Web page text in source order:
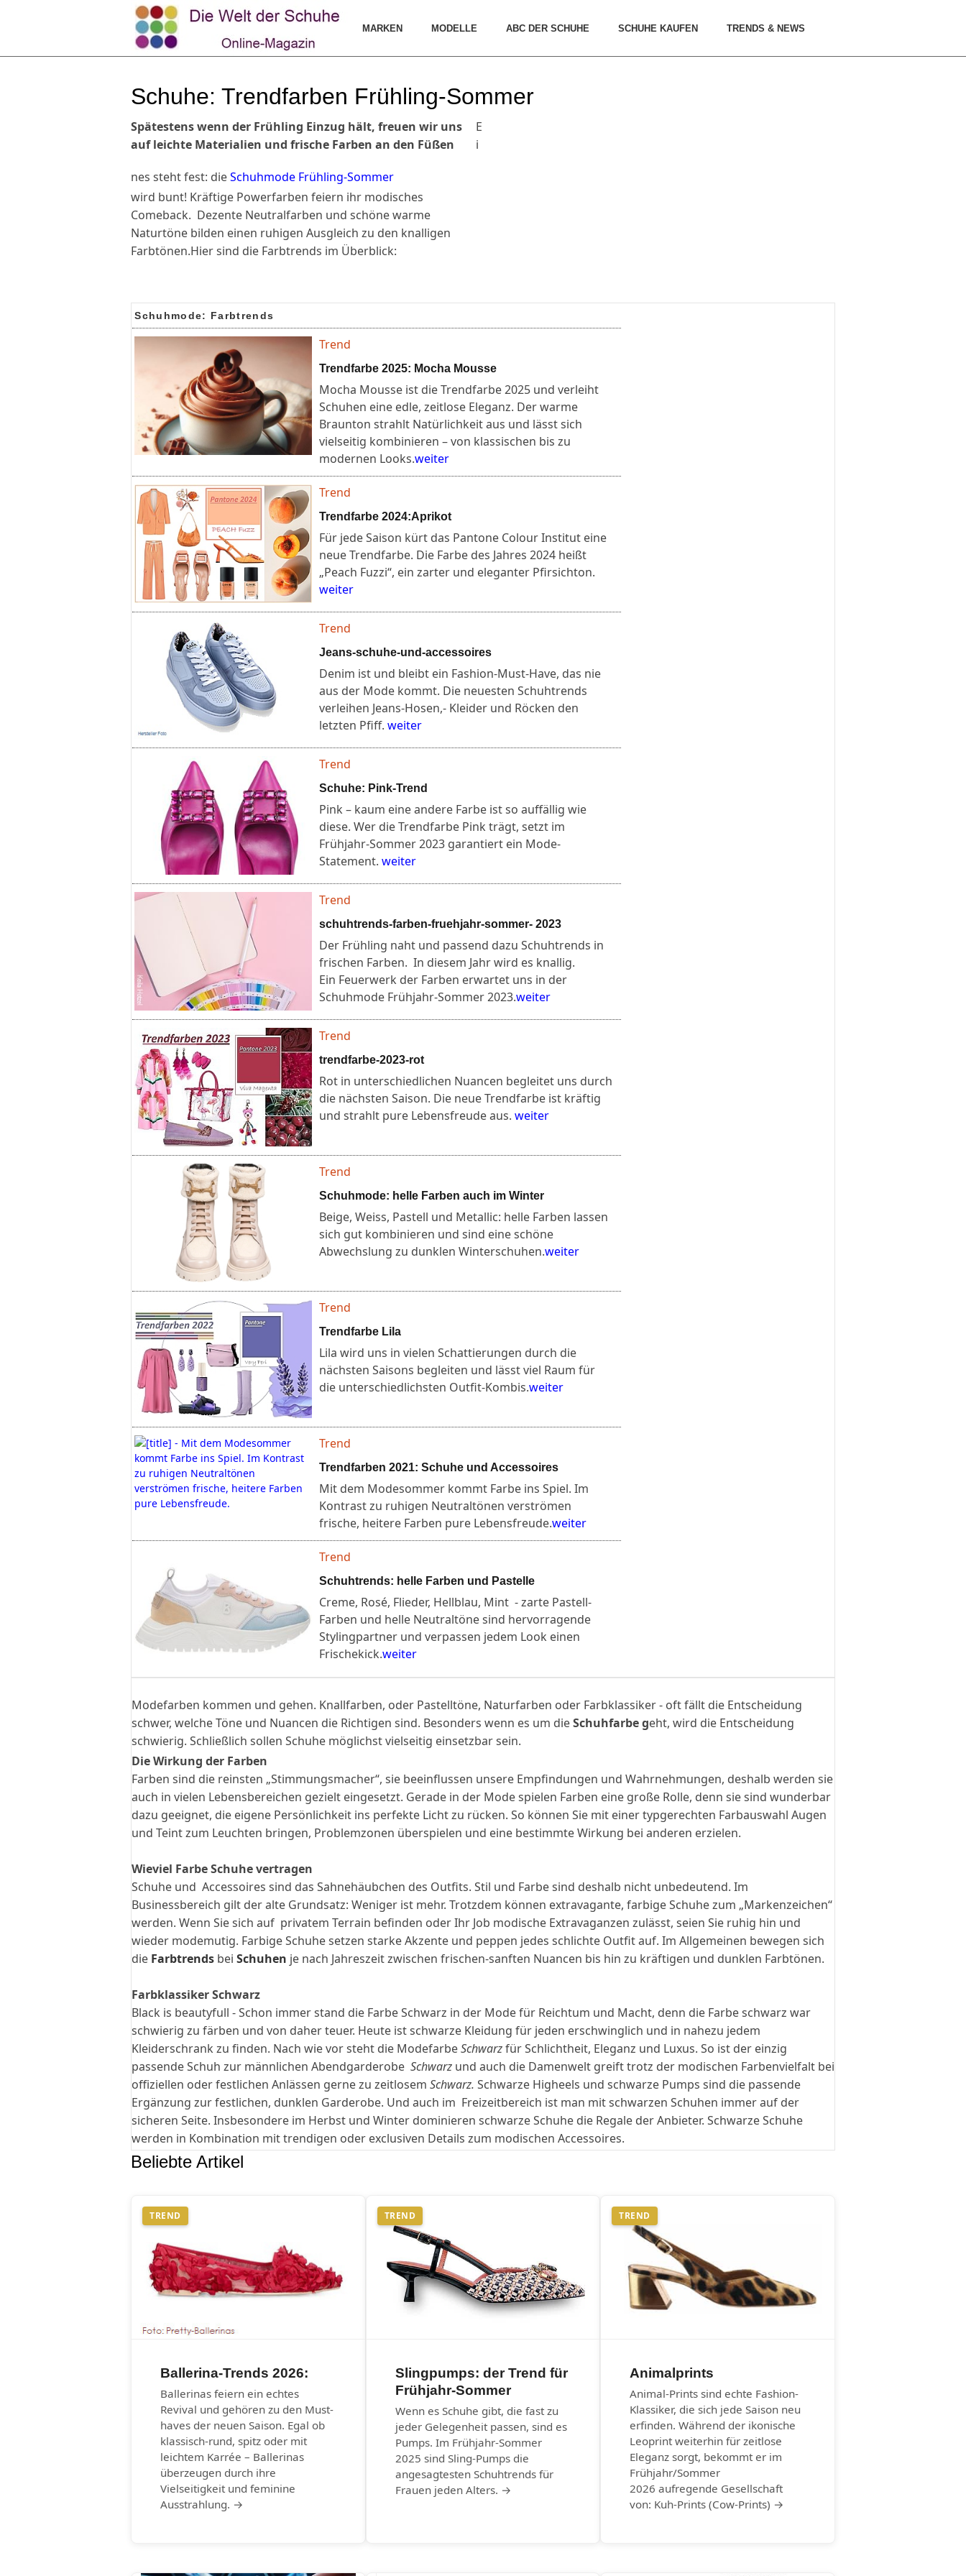
MARKEN MODELLE ABC DER SCHUHE SCHUHE KAUFEN TRENDS & NEWS
Schuhe: Trendfarben Frühling-Sommer
Spätestens wenn der Frühling Einzug hält, freuen wir uns
auf leichte Materialien und frische Farben an den Füßen
E
i
nes steht fest: dieSchuhmode Frühling-Sommer
wird bunt! Kräftige Powerfarben feiern ihr modisches
Comeback. Dezente Neutralfarben und schöne warme
Naturtöne bilden einen ruhigen Ausgleich zu den knalligen
Farbtönen.Hier sind die Farbtrends im Überblick:
Schuhmode: Farbtrends
Trend
Trendfarbe 2025: Mocha Mousse
Mocha Mousse ist die Trendfarbe 2025 und verleiht
Schuhen eine edle, zeitlose Eleganz. Der warme
Braunton strahlt Natürlichkeit aus und lässt sich
vielseitig kombinieren – von klassischen bis zu
modernen Looks.weiter
Trend
Trendfarbe 2024:Aprikot
Für jede Saison kürt das Pantone Colour Institut eine
neue Trendfarbe. Die Farbe des Jahres 2024 heißt
„Peach Fuzzi“, ein zarter und eleganter Pfirsichton.
weiter
Trend
Jeans-schuhe-und-accessoires
Denim ist und bleibt ein Fashion-Must-Have, das nie
aus der Mode kommt. Die neuesten Schuhtrends
verleihen Jeans-Hosen,- Kleider und Röcken den
letzten Pfiff. weiter
Trend
Schuhe: Pink-Trend
Pink – kaum eine andere Farbe ist so auffällig wie
diese. Wer die Trendfarbe Pink trägt, setzt im
Frühjahr-Sommer 2023 garantiert ein Mode-
Statement. weiter
Trend
schuhtrends-farben-fruehjahr-sommer- 2023
Der Frühling naht und passend dazu Schuhtrends in
frischen Farben. In diesem Jahr wird es knallig.
Ein Feuerwerk der Farben erwartet uns in der
Schuhmode Frühjahr-Sommer 2023.weiter
Trend
trendfarbe-2023-rot
Rot in unterschiedlichen Nuancen begleitet uns durch
die nächsten Saison. Die neue Trendfarbe ist kräftig
und strahlt pure Lebensfreude aus. weiter
Trend
Schuhmode: helle Farben auch im Winter
Beige, Weiss, Pastell und Metallic: helle Farben lassen
sich gut kombinieren und sind eine schöne
Abwechslung zu dunklen Winterschuhen.weiter
Trend
Trendfarbe Lila
Lila wird uns in vielen Schattierungen durch die
nächsten Saisons begleiten und lässt viel Raum für
die unterschiedlichsten Outfit-Kombis.weiter
Trend
Trendfarben 2021: Schuhe und Accessoires
Mit dem Modesommer kommt Farbe ins Spiel. Im
Kontrast zu ruhigen Neutraltönen verströmen
frische, heitere Farben pure Lebensfreude.weiter
Trend
Schuhtrends: helle Farben und Pastelle
Creme, Rosé, Flieder, Hellblau, Mint - zarte Pastell-
Farben und helle Neutraltöne sind hervorragende
Stylingpartner und verpassen jedem Look einen
Frischekick.weiter
Modefarben kommen und gehen. Knallfarben, oder Pastelltöne, Naturfarben oder Farbklassiker - oft fällt die Entscheidung
schwer, welche Töne und Nuancen die Richtigen sind. Besonders wenn es um dieSchuhfarbegeht, wird die Entscheidung
schwierig. Schließlich sollen Schuhe möglichst vielseitig einsetzbar sein.
Die Wirkung der Farben
Farben sind die reinsten „Stimmungsmacher“, sie beeinflussen unsere Empfindungen und Wahrnehmungen, deshalb werden sie
auch in vielen Lebensbereichen gezielt eingesetzt. Gerade in der Mode spielen Farben eine große Rolle, denn sie sind wunderbar
dazu geeignet, die eigene Persönlichkeit ins perfekte Licht zu rücken. So können Sie mit einer typgerechten Farbauswahl Augen
und Teint zum Leuchten bringen, Problemzonen überspielen und eine bestimmte Wirkung bei anderen erzielen.
Wieviel Farbe Schuhe vertragen
Schuhe und Accessoires sind das Sahnehäubchen des Outfits. Stil und Farbe sind deshalb nicht unbedeutend. Im
Businessbereich gilt der alte Grundsatz: Weniger ist mehr. Trotzdem können extravagante, farbige Schuhe zum „Markenzeichen“
werden. Wenn Sie sich auf privatem Terrain befinden oder Ihr Job modische Extravaganzen zulässt, seien Sie ruhig hin und
wieder modemutig. Farbige Schuhe setzen starke Akzente und peppen jedes schlichte Outfit auf. Im Allgemeinen bewegen sich
die Farbtrends bei Schuhen je nach Jahreszeit zwischen frischen-sanften Nuancen bis hin zu kräftigen und dunklen Farbtönen.
Farbklassiker Schwarz
Black is beautyfull - Schon immer stand die Farbe Schwarz in der Mode für Reichtum und Macht, denn die Farbe schwarz war
schwierig zu färben und von daher teuer. Heute ist schwarze Kleidung für jeden erschwinglich und in nahezu jedem
Kleiderschrank zu finden. Nach wie vor steht die ModefarbeSchwarzfür Schlichtheit, Eleganz und Luxus. So ist der einzig
passende Schuh zur männlichen Abendgarderobe Schwarz und auch die Damenwelt greift trotz der modischen Farbenvielfalt bei
offiziellen oder festlichen Anlässen gerne zu zeitlosem Schwarz. Schwarze Higheels und schwarze Pumps sind die passende
Ergänzung zur festlichen, dunklen Garderobe. Und auch im Freizeitbereich ist man mit schwarzen Schuhen immer auf der
sicheren Seite. Insbesondere im Herbst und Winter dominieren schwarze Schuhe die Regale der Anbieter. Schwarze Schuhe
werden in Kombination mit trendigen oder exclusiven Details zum modischen Accessoires.
Beliebte Artikel
TREND
Ballerina-Trends 2026:
Ballerinas feiern ein echtes
Revival und gehören zu den Must-
haves der neuen Saison. Egal ob
klassisch-rund, spitz oder mit
leichtem Karrée – Ballerinas
überzeugen durch ihre
Vielseitigkeit und feminine
Ausstrahlung. →
TREND
Slingpumps: der Trend für
Frühjahr-Sommer
Wenn es Schuhe gibt, die fast zu
jeder Gelegenheit passen, sind es
Pumps. Im Frühjahr-Sommer
2025 sind Sling-Pumps die
angesagtesten Schuhtrends für
Frauen jeden Alters. →
TREND
Animalprints
Animal-Prints sind echte Fashion-
Klassiker, die sich jede Saison neu
erfinden. Während der ikonische
Leoprint weiterhin für zeitlose
Eleganz sorgt, bekommt er im
Frühjahr/Sommer
2026 aufregende Gesellschaft
von: Kuh-Prints (Cow-Prints) →